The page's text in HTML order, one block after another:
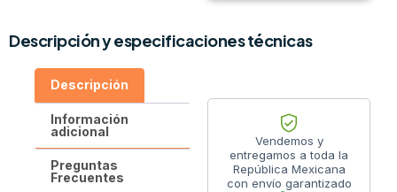
Descripción y especificaciones técnicas
Descripción
Información
adicional
Preguntas
Frecuentes
Vendemos y
entregamos a toda la
República Mexicana
con envío garantizado